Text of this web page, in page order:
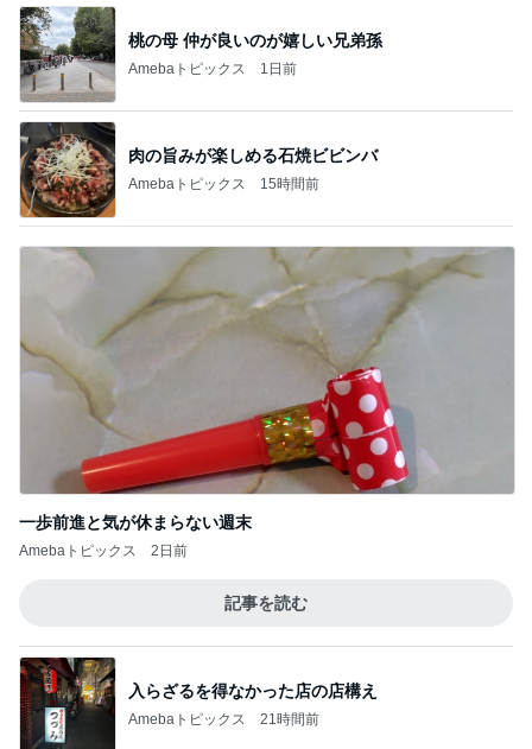
桃の母 仲が良いのが嬉しい兄弟孫
Amebaトピックス 1日前
肉の旨みが楽しめる石焼ビビンバ
Amebaトピックス 15時間前
一歩前進と気が休まらない週末
Amebaトピックス 2日前
記事を読む
入らざるを得なかった店の店構え
Amebaトピックス 21時間前